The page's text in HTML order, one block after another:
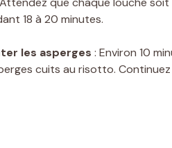
18 à 20 minutes.
les asperges : Environ 10
cuits au risotto.